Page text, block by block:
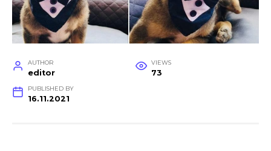
AUTHOR
editor
VIEWS
73
PUBLISHED BY
16.11.2021